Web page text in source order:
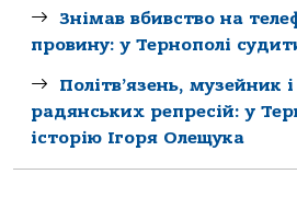
Знімав вбивство на
провину: у Тернополі
Політв’язень, музейник і
радянських репресій: у
історію Ігоря Олещука